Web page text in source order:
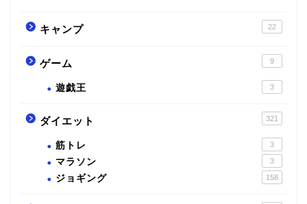
キャンプ 22
ゲーム 9
遊戯王 3
ダイエット 321
筋トレ 3
マラソン 3
ジョギング 158